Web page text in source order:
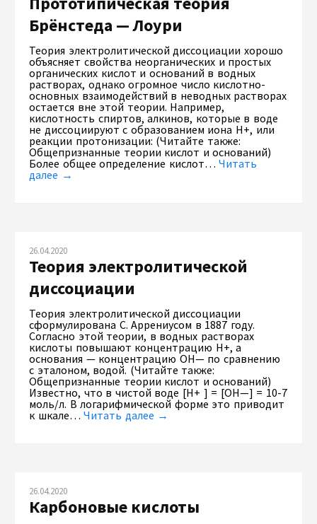
Брёнстеда — Лоури
Теория электролитической диссоциации хорошо
объясняет свойства неорганических и простых
органических кислот и оснований в водных
растворах, однако огромное число кислотно-
основных взаимодействий в неводных растворах
остается вне этой теории. Например,
кислотность спиртов, алкинов, которые в воде
не диссоциируют с образованием иона Н+, или
реакции протонизации: (Читайте также:
Общепризнанные теории кислот и оснований)
Более общее определение кислот…Читать
далее →
26.04.2020
Теория электролитической
диссоциации
Теория электролитической диссоциации
сформулирована С. Аррениусом в 1887 году.
Согласно этой теории, в водных растворах
кислоты повышают концентрацию Н+, а
основания — концентрацию ОН— по сравнению
с эталоном, водой. (Читайте также:
Общепризнанные теории кислот и оснований)
Известно, что в чистой воде [Н+ ] = [ОН—] = 10-7
моль/л. В логарифмической форме это приводит
к шкале…Читать далее →
26.04.2020
Карбоновые кислоты